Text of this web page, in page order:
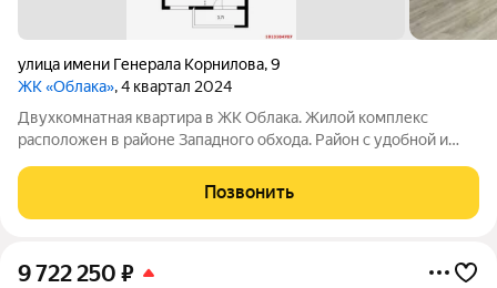
улица имени Генерала Корнилова,9
ЖК «Облака», 4 квартал 2024
Двухкомнатная квартира в ЖК Облака. Жилой комплекс
расположен в районе Западного обхода. Район с удобной и
квартал с обустроенной территорией, гостевыми парковками,
зонами отдыха, детскими и
Позвонить
9 722 250 ₽